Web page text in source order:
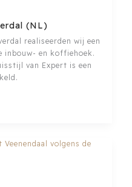
(NL)
realiseerden wij een
inbouw- en koffiehoek.
van Expert is een